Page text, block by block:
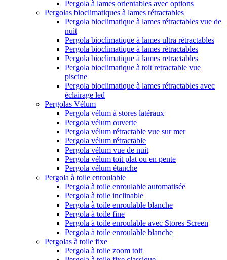
Pergola à lames orientables avec options
Pergolas bioclimatiques à lames rétractables
Pergola bioclimatique à lames rétractables vue de
nuit
Pergola bioclimatique à lames ultra rétractables
Pergola bioclimatique à lames rétractables
Pergola bioclimatique à lames retractables
Pergola bioclimatique à toit retractable vue
piscine
Pergola bioclimatique à lames rétractables avec
éclairage led
Pergolas Vélum
Pergola vélum à stores latéraux
Pergola vélum ouverte
Pergola vélum rétractable vue sur mer
Pergola vélum rétractable
Pergola vélum vue de nuit
Pergola vélum toit plat ou en pente
Pergola vélum étanche
Pergola à toile enroulable
Pergola à toile enroulable automatisée
Pergola à toile inclinable
Pergola à toile enroulable blanche
Pergola à toile fine
Pergola à toile enroulable avec Stores Screen
Pergola à toile enroulable blanche
Pergolas à toile fixe
Pergola à toile zoom toit